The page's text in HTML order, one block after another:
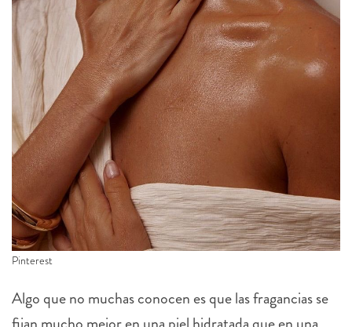
Pinterest
Algo que no muchas conocen es que las fragancias se